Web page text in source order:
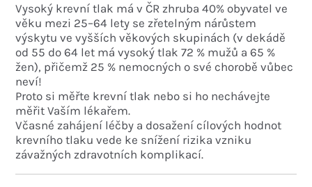
Vysoký krevní tlak má v ČR zhruba 40% obyvatel ve
věku mezi 25–64 lety se zřetelným nárůstem
výskytu ve vyšších věkových skupinách (v dekádě
od 55 do 64 let má vysoký tlak 72 % mužů a 65 %
žen), přičemž 25 % nemocných o své chorobě vůbec
neví!
Proto si měřte krevní tlak nebo si ho nechávejte
měřit Vaším lékařem.
Včasné zahájení léčby a dosažení cílových hodnot
krevního tlaku vede ke snížení rizika vzniku
závažných zdravotních komplikací.